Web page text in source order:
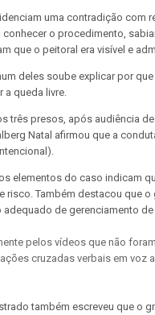
uma contradição com
o procedimento,
que o peitoral era visível e
deles soube explicar por
a queda livre.
três presos, após audiência
Natal afirmou que a
elementos do caso indicam
risco. Também destacou que
de gerenciamento
pelos vídeos que não
cruzadas verbais em voz
também escreveu que o